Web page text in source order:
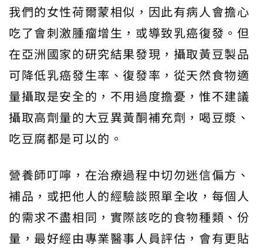
我們的女性荷爾蒙相似，因此有病人會擔心
吃了會刺激腫瘤增生，或導致乳癌復發。但
在亞洲國家的研究結果發現，攝取黃豆製品
可降低乳癌發生率、復發率，從天然食物適
量攝取是安全的，不用過度擔憂，惟不建議
攝取高劑量的大豆異黃酮補充劑，喝豆漿、
吃豆腐都是可以的。
營養師叮嚀，在治療過程中切勿迷信偏方、
補品，或把他人的經驗談照單全收，每個人
的需求不盡相同，實際該吃的食物種類、份
量，最好經由專業醫事人員評估，會有更貼